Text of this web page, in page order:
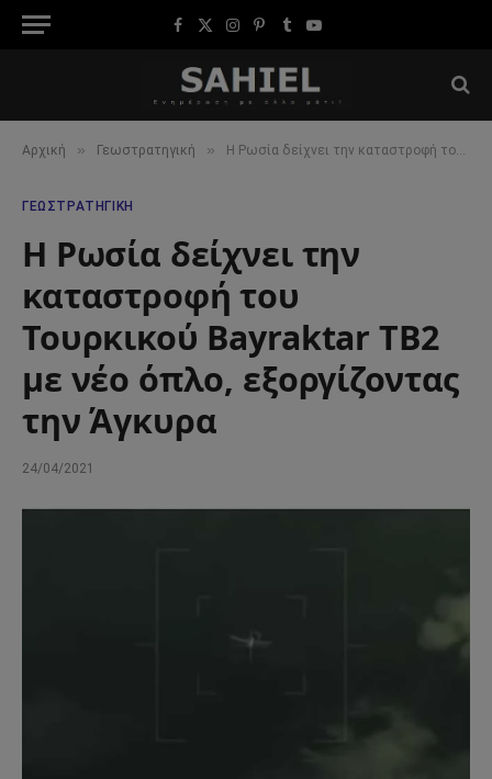
Facebook
X
Instagram
Pinterest
TumblrYouTube
Αρχική » Γεωστρατηγική » Η Ρωσία δείχνει την καταστροφή του Τουρκικού Bayraktar TB2 με νέο όπλο, εξοργίζοντας την Άγκυρα
ΓΕΩΣΤΡΑΤΗΓΙΚΉ
Η Ρωσία δείχνει την
καταστροφή του
Τουρκικού Bayraktar TB2
με νέο όπλο, εξοργίζοντας
την Άγκυρα
24/04/2021